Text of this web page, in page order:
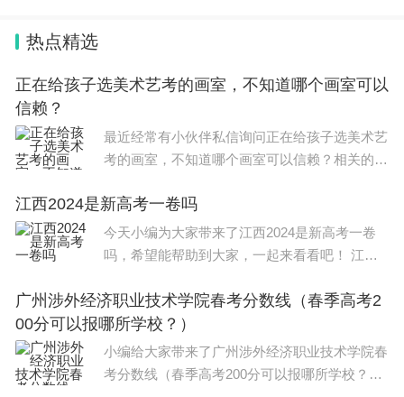
within-the-academy/?sh=7fc8e3963adc
https://www.bet.com/article/pgascs/hbcu-president-on-leave-aft
https://krcgtv.com/news/local/emails-surface-from-lus-vp-of-stu
dent-affairs-sent-the-day-she-died-by-suicide#
https://www.lincolnu.edu/news/2023/04/candia-bailey-vp-studen
t-affairs.html
https://www.usatoday.com/story/news/education/2024/01/12/lin
coln-university-president-leave-sudden-death/72205406007/
https://www.legacy.com/us/obituaries/name/antoinette-candia-b
热点精选
正在给孩子选美术艺考的画室，不知道哪个画室可以
信赖？
最近经常有小伙伴私信询问正在给孩子选美术艺
考的画室，不知道哪个画室可以信赖？相关的问
家有所帮助。 美术艺考学校排名是：中央美术
学院、中国美术学院、
江西2024是新高考一卷吗
今天小编为大家带来了江西2024是新高考一卷
吗，希望能帮助到大家，一起来看看吧！ 江西2
江西省高考试卷分为A、B两个版本，其中A卷是
江
广州涉外经济职业技术学院春考分数线（春季高考2
00分可以报哪所学校？）
小编给大家带来了广州涉外经济职业技术学院春
考分数线（春季高考200分可以报哪所学校？）